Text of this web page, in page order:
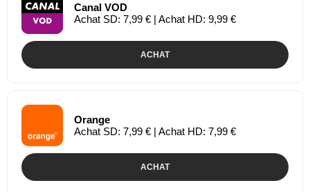
Canal VOD
Achat SD: 7,99 € | Achat HD: 9,99 €
ACHAT
Orange
Achat SD: 7,99 € | Achat HD: 7,99 €
ACHAT